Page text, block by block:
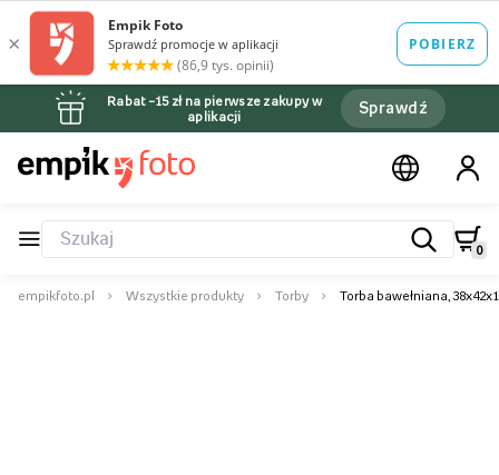
Rabat –15 zł na pierwsze zakupy w
aplikacji
Sprawdź
0
empikfoto.pl Wszystkie produkty Torby Torba bawełniana,